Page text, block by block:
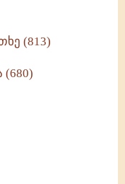
(813)
(680)